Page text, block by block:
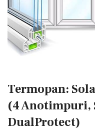
Termopan:
(4 Anotimpuri,
DualProtect)